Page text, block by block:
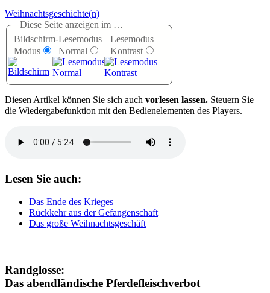
Weihnachtsgeschichte(n)
Diese Seite anzeigen im …
Bildschirm-
Modus
Lesemodus
Normal
Lesemodus
Kontrast
Diesen Artikel können Sie sich auch vorlesen lassen. Steuern Sie
die Wiedergabefunktion mit den Bedienelementen des Players.
Lesen Sie auch:
Das Ende des Krieges
Rückkehr aus der Gefangenschaft
Das große Weihnachtsgeschäft
Randglosse:
Das abendländische Pferdefleischverbot